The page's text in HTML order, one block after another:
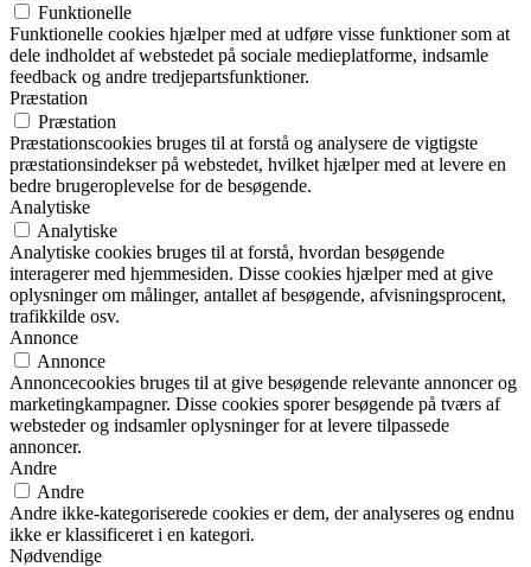
Funktionelle
Funktionelle cookies hjælper med at udføre visse funktioner som at
dele indholdet af webstedet på sociale medieplatforme, indsamle
feedback og andre tredjepartsfunktioner.
Præstation
Præstation
Præstationscookies bruges til at forstå og analysere de vigtigste
præstationsindekser på webstedet, hvilket hjælper med at levere en
bedre brugeroplevelse for de besøgende.
Analytiske
Analytiske
Analytiske cookies bruges til at forstå, hvordan besøgende
interagerer med hjemmesiden. Disse cookies hjælper med at give
oplysninger om målinger, antallet af besøgende, afvisningsprocent,
trafikkilde osv.
Annonce
Annonce
Annoncecookies bruges til at give besøgende relevante annoncer og
marketingkampagner. Disse cookies sporer besøgende på tværs af
websteder og indsamler oplysninger for at levere tilpassede
annoncer.
Andre
Andre
Andre ikke-kategoriserede cookies er dem, der analyseres og endnu
ikke er klassificeret i en kategori.
Nødvendige